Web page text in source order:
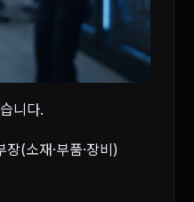
니다.
(소재·부품·장비)